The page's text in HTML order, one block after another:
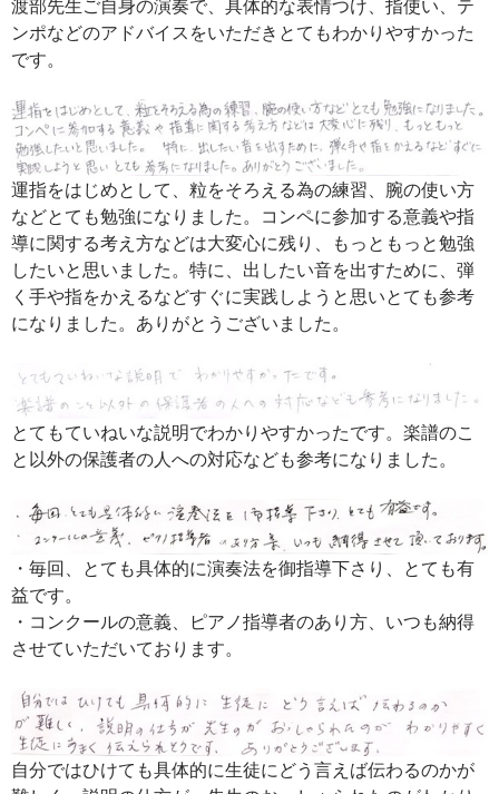
渡部先生ご自身の演奏で、具体的な表情つけ、指使い、テ
ンポなどのアドバイスをいただきとてもわかりやすかった
です。
運指をはじめとして、粒をそろえる為の練習、腕の使い方
などとても勉強になりました。コンペに参加する意義や指
導に関する考え方などは大変心に残り、もっともっと勉強
したいと思いました。特に、出したい音を出すために、弾
く手や指をかえるなどすぐに実践しようと思いとても参考
になりました。ありがとうございました。
とてもていねいな説明でわかりやすかったです。楽譜のこ
と以外の保護者の人への対応なども参考になりました。
・毎回、とても具体的に演奏法を御指導下さり、とても有
益です。
・コンクールの意義、ピアノ指導者のあり方、いつも納得
させていただいております。
自分ではひけても具体的に生徒にどう言えば伝わるのかが